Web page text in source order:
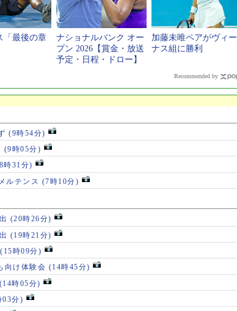
「最後の章
ナショナルバンク オー
プン 2026【賞金・放送
予定・日程・ドロー】
加藤未唯ペアがヴィー
ナス組に勝利
Recommended by
(9時54分)
(9時05分)
時31分)
ルテンス (7時10分)
(20時26分)
(19時21分)
(15時09分)
向け体験会 (14時45分)
(14時05分)
03分)